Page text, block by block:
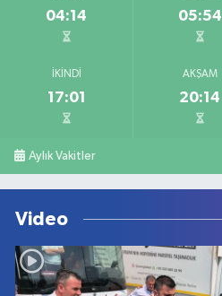
04:14 05:54
İKINDI
17:01
AKŞAM
20:14
Aylık Vakitler
Video